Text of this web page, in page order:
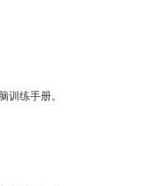
标记整理算法
，标记整理算
训练手册。